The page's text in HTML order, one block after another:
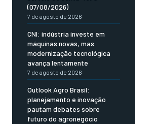
(07/08/2026)
7 de agosto de 2026
CNI: indústria investe em
máquinas novas, mas
modernização tecnológica
avança lentamente
7 de agosto de 2026
Outlook Agro Brasil:
planejamento e inovação
pautam debates sobre
futuro do agronegócio